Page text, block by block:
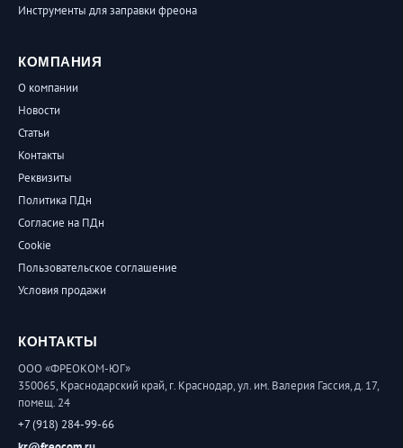
Инструменты для заправки фреона
КОМПАНИЯ
О компании
Новости
Статьи
Контакты
Реквизиты
Политика ПДн
Согласие на ПДн
Cookie
Пользовательское соглашение
Условия продажи
КОНТАКТЫ
ООО «ФРЕОКОМ-ЮГ»
350065, Краснодарский край, г. Краснодар, ул. им. Валерия Гассия, д. 17,
помещ. 24
+7 (918) 284-99-66